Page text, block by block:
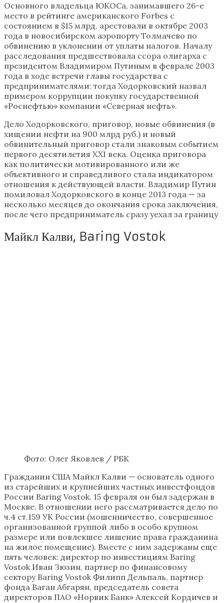
Основного владельца ЮКОСа, занимавшего 26-е
место в рейтинге американского Forbes с
состоянием в $15 млрд, арестовали в октябре 2003
года в новосибирском аэропорту Толмачево по
обвинению в уклонении от уплаты налогов. Началу
расследования предшествовала ссора олигарха с
президентом Владимиром Путиным в феврале 2003
года в ходе встречи главы государства с
предпринимателями: тогда Ходорковский назвал
примером коррупции покупку государственной
«Роснефтью» компании «Северная нефть».
Дело Ходорковского, приговор, новые обвинения (в
хищении нефти на 900 млрд руб.) и новый
обвинительный приговор стали знаковым событием
первого десятилетия XXI века. Оценка приговора
как политически мотивированного или же
объективного и справедливого стала индикатором
отношения к действующей власти. Владимир Путин
помиловал Ходорковского в конце 2013 года — за
несколько месяцев до окончания срока заключения,
после чего предприниматель сразу уехал за границу
Майкл Калви, Baring Vostok
Фото: Олег Яковлев / РБК
Гражданин США Майкл Калви — основатель одного
из старейших и крупнейших частных инвестфондов
России Baring Vostok. 15 февраля он был задержан в
Москве. В отношении него рассматривается дело по ​
ч.4 ст.159 УК России (мошенничество, совершенное
организованной группой либо в особо крупном
размере или повлекшее лишение права гражданина
на жилое помещение). Вместе с ним задержаны еще
пять человек: директор по инвестициям Baring
Vostok Иван Зюзин, партнер по финансовому
сектору Baring Vostok Филипп Дельпаль, партнер
фонда Ваган Абгарян, председатель совета
директоров ПАО «Норвик Банк» Алексей Кордичев и